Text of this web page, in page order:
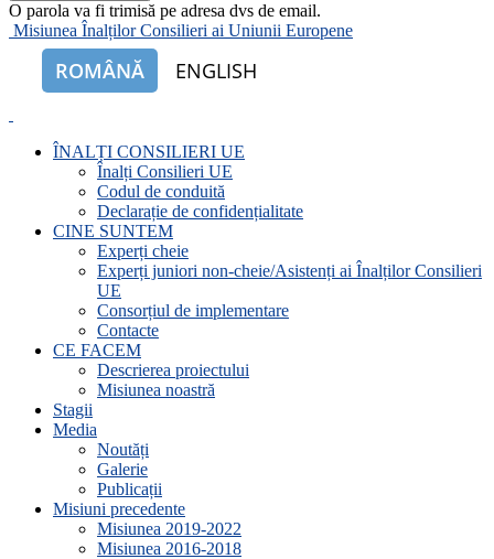
O parola va fi trimisă pe adresa dvs de email.
Misiunea Înalților Consilieri ai Uniunii Europene
ROMÂNĂ ENGLISH
ÎNALȚI CONSILIERI UE
Înalți Consilieri UE
Codul de conduită
Declarație de confidențialitate
CINE SUNTEM
Experți cheie
Experți juniori non-cheie/Asistenți ai Înalților Consilieri
UE
Consorțiul de implementare
Contacte
CE FACEM
Descrierea proiectului
Misiunea noastră
Stagii
Media
Noutăți
Galerie
Publicații
Misiuni precedente
Misiunea 2019-2022
Misiunea 2016-2018